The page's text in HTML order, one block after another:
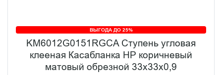
ВЫГОДА ДО 25%
KM6012G0151RGCA Ступень угловая
клееная Касабланка HP коричневый
матовый обрезной 33x33x0,9